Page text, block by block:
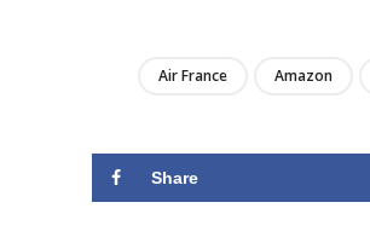
Air France Amazon
Share